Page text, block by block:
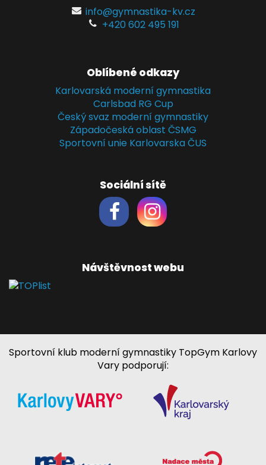
info@gymnastika-kv.cz
+420 602 495 191
Oblíbené odkazy
Karlovarská moderní gymnastika
Carlsbad RG Cup
Český svaz moderní gymnastiky
Západočeská oblast ČSMG
Sportovní unie Karlovarska ČUS
Sociální sítě
Návštěvnost webu
Sportovní klub moderní gymnastiky TopGym Karlovy
Vary podporují: